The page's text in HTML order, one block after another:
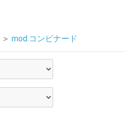
＞ mod.コンビナード